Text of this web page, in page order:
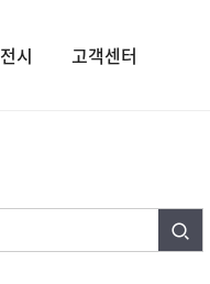
전시 고객센터